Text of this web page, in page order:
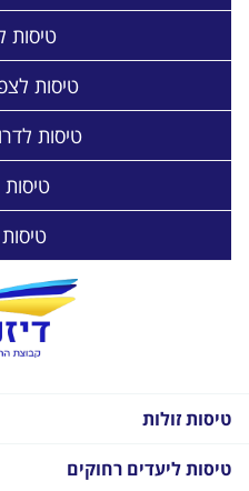
טיסות
טיסות
טיסות
טיסות זולות
טיסות ליעדים רחוקים